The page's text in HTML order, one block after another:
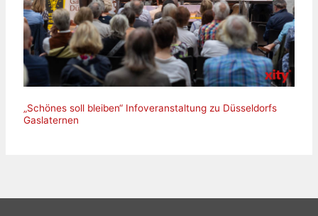
„Schönes soll bleiben“ Infoveranstaltung zu Düsseldorfs
Gaslaternen